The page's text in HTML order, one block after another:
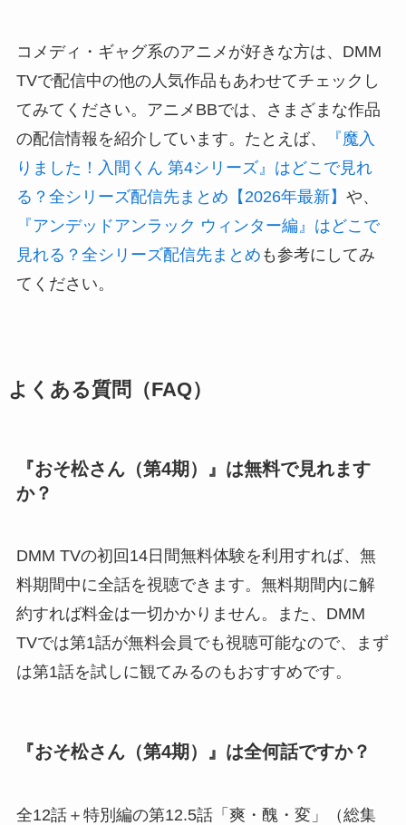
コメディ・ギャグ系のアニメが好きな方は、DMM
TVで配信中の他の人気作品もあわせてチェックし
てみてください。アニメBBでは、さまざまな作品
の配信情報を紹介しています。たとえば、
『魔入
りました！入間くん 第4シリーズ』はどこで見れ
る？全シリーズ配信先まとめ【2026年最新】 や、
『アンデッドアンラック ウィンター編』はどこで
見れる？全シリーズ配信先まとめ も参考にしてみ
てください。
よくある質問（FAQ）
『おそ松さん（第4期）』は無料で見れます
か？
DMM TVの初回14日間無料体験を利用すれば、無
料期間中に全話を視聴できます。無料期間内に解
約すれば料金は一切かかりません。また、DMM
TVでは第1話が無料会員でも視聴可能なので、まず
は第1話を試しに観てみるのもおすすめです。
『おそ松さん（第4期）』は全何話ですか？
全12話＋特別編の第12.5話「爽・醜・変」（総集